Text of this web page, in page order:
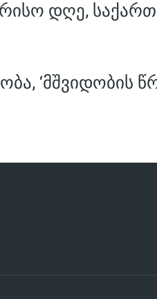
დღე,
‘მშვიდობის